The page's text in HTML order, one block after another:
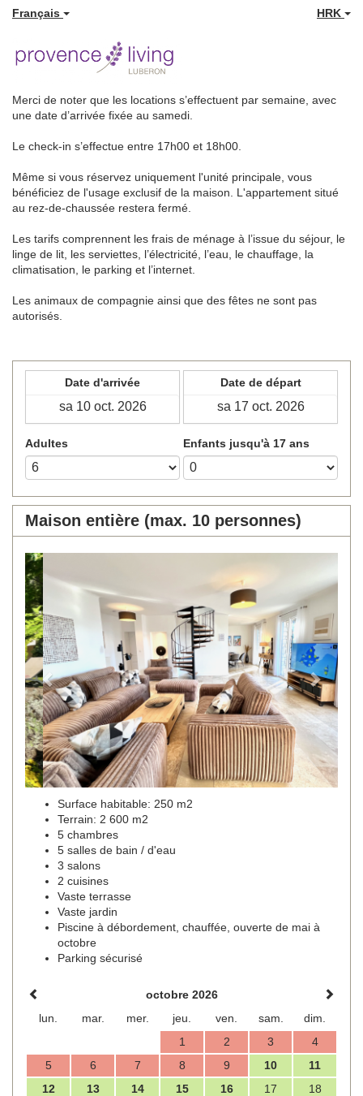
Français HRK
Merci de noter que les locations s’effectuent par semaine, avec
une date d’arrivée fixée au samedi.
Le check-in s’effectue entre 17h00 et 18h00.
Même si vous réservez uniquement l'unité principale, vous
bénéficiez de l'usage exclusif de la maison. L'appartement situé
au rez-de-chaussée restera fermé.
Les tarifs comprennent les frais de ménage à l’issue du séjour, le
linge de lit, les serviettes, l’électricité, l’eau, le chauffage, la
climatisation, le parking et l’internet.
Les animaux de compagnie ainsi que des fêtes ne sont pas
autorisés.
Date d'arrivée Date de départ
Adultes Enfants jusqu'à 17 ans
Maison entière (max. 10 personnes)
Next
Surface habitable: 250 m2
Terrain: 2 600 m2
5 chambres
5 salles de bain / d'eau
3 salons
2 cuisines
Vaste terrasse
Vaste jardin
Piscine à débordement, chauffée, ouverte de mai à
octobre
Parking sécurisé
octobre 2026
lun.
mar. mer. jeu. ven. sam.
dim.
1
2 3
4
5
6 7 8 9 10
11
12
13 14 15 16 17
18